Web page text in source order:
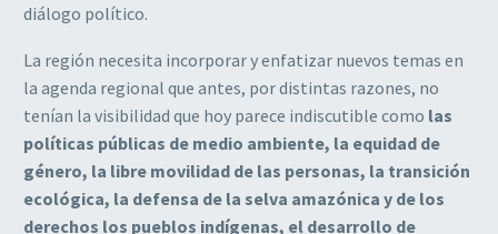
diálogo político.
La región necesita incorporar y enfatizar nuevos temas en
la agenda regional que antes, por distintas razones, no
tenían la visibilidad que hoy parece indiscutible como las
políticas públicas de medio ambiente, la equidad de
género, la libre movilidad de las personas, la transición
ecológica, la defensa de la selva amazónica y de los
derechos los pueblos indígenas, el desarrollo de